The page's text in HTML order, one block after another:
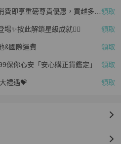
費即享重磅尊貴優惠，買越多、 領取
場✨按此解鎖星級成就👆🏻 領取
&國際運費 領取
保你心安「安心購正貨鑑定」 領取
禮遇💝 領取